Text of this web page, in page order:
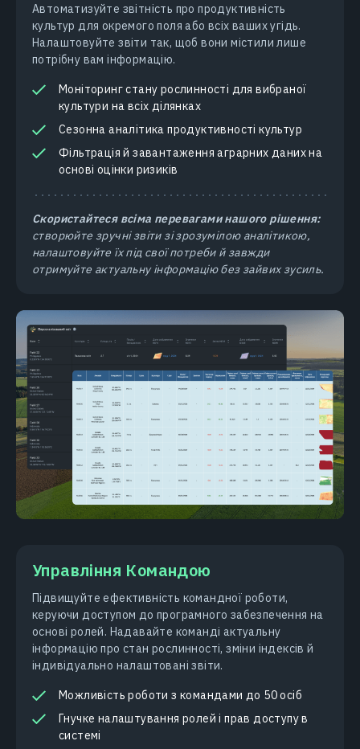
Автоматизуйте звітність про продуктивність
культур для окремого поля або всіх ваших угідь.
Налаштовуйте звіти так, щоб вони містили лише
потрібну вам інформацію.
Моніторинг стану рослинності для вибраної
культури на всіх ділянках
Сезонна аналітика продуктивності культур
Фільтрація й завантаження аграрних даних на
основі оцінки ризиків
Скористайтеся всіма перевагами нашого рішення:
створюйте зручні звіти зі зрозумілою аналітикою,
налаштовуйте їх під свої потреби й завжди
отримуйте актуальну інформацію без зайвих зусиль.
Управління Командою
Підвищуйте ефективність командної роботи,
керуючи доступом до програмного забезпечення на
основі ролей. Надавайте команді актуальну
інформацію про стан рослинності, зміни індексів й
індивідуально налаштовані звіти.
Можливість роботи з командами до 50 осіб
Гнучке налаштування ролей і прав доступу в
системі